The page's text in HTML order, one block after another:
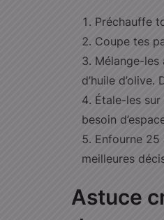
Préchauffe
Coupe tes
Mélange-les
d’huile
Étale-les
besoin
Enfourne 25
meilleures
Astuce